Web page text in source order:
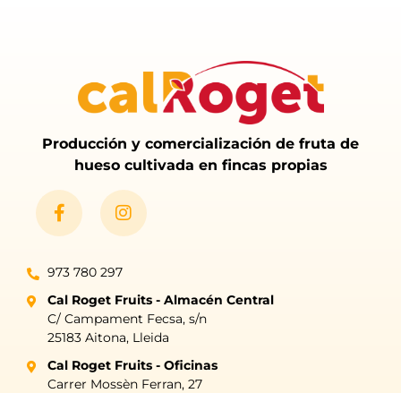
Producción y comercialización de fruta de
hueso cultivada en fincas propias
973 780 297
Cal Roget Fruits - Almacén Central
C/ Campament Fecsa, s/n
25183 Aitona, Lleida
Cal Roget Fruits - Oficinas
Carrer Mossèn Ferran, 27